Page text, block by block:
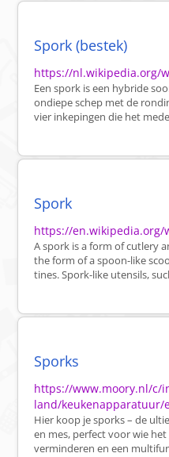
Spork (bestek)
https://nl.wikipedia.org/
Een spork is een hybride
ondiepe schep met de
vier inkepingen die het
Spork
https://en.wikipedia.org/
A spork is a form of cutlery
the form of a spoon-like
tines. Spork-like utensils,
Sporks
https://www.moory.nl/c/
land/
Hier koop je sporks – de
en mes, perfect voor wie
verminderen en een